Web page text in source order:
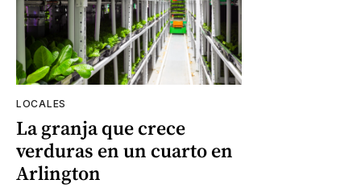
LOCALES
La granja que crece
verduras en un cuarto en
Arlington